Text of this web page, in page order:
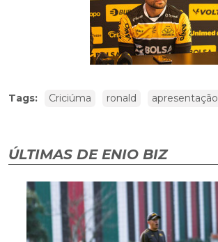
Tags: Criciúma ronald apresentação
ÚLTIMAS DE ENIO BIZ